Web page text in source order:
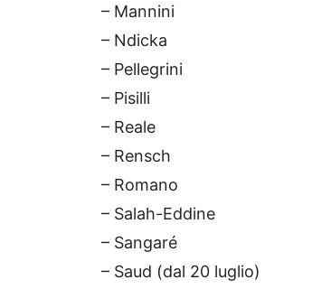
– Mannini
– Ndicka
– Pellegrini
– Pisilli
– Reale
– Rensch
– Romano
– Salah-Eddine
– Sangaré
– Saud (dal 20 luglio)